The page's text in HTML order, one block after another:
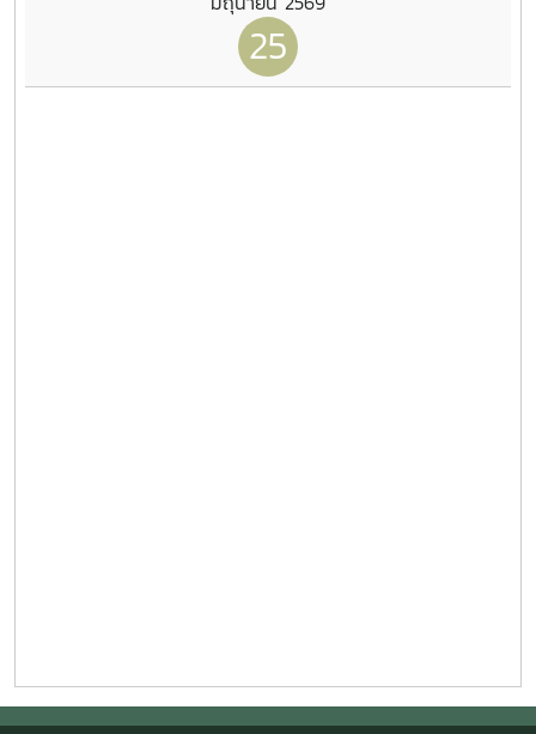
25